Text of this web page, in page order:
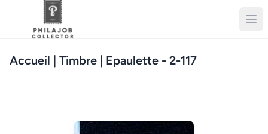
Accueil | Timbre | Epaulette - 2-117